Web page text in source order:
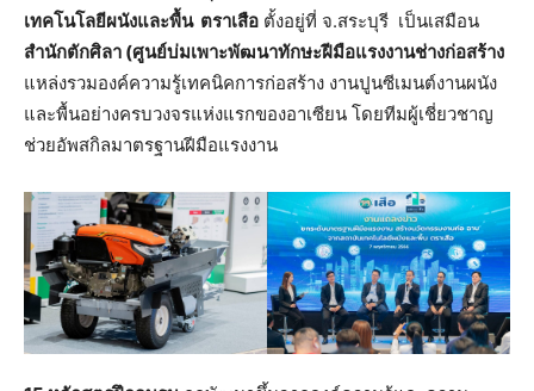
เทคโนโลยีผนังและพื้น ตราเสือ ตั้งอยู่ที่ จ.สระบุรี เป็นเสมือน
สำนักตักศิลา (ศูนย์บ่มเพาะพัฒนาทักษะฝีมือแรงงานช่างก่อสร้าง
แหล่งรวมองค์ความรู้เทคนิคการก่อสร้าง งานปูนซีเมนต์งานผนัง
และพื้นอย่างครบวงจรแห่งแรกของอาเซียน โดยทีมผู้เชี่ยวชาญ
ช่วยอัพสกิลมาตรฐานฝีมือแรงงาน